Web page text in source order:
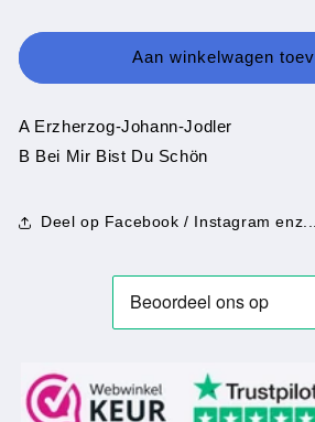
Swing
Band
Erzherzog-
Johann-
Swing
College
Band
Erzherzog-
Johann-
Aan winkelwagen
A Erzherzog-Johann-Jodler
B Bei Mir Bist Du Schön
Deel op Facebook / Instagram enz...